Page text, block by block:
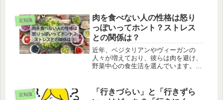
けではありません。その理由は、ぬい
ぐるみに込められた深い愛情と、それ
を...
豆知識
肉を食べない人の性格は怒り
っぽいってホント？ストレス
との関係は？
近年、ベジタリアンやヴィーガンの
人々が増えており、彼らは肉を避け、
野菜中心の食生活を選んでいます。こ
の権利への敬意が挙げられます。ま
た、野菜主食の生活を送る多くの人々
豆知識
「行きづらい」と「行きずら